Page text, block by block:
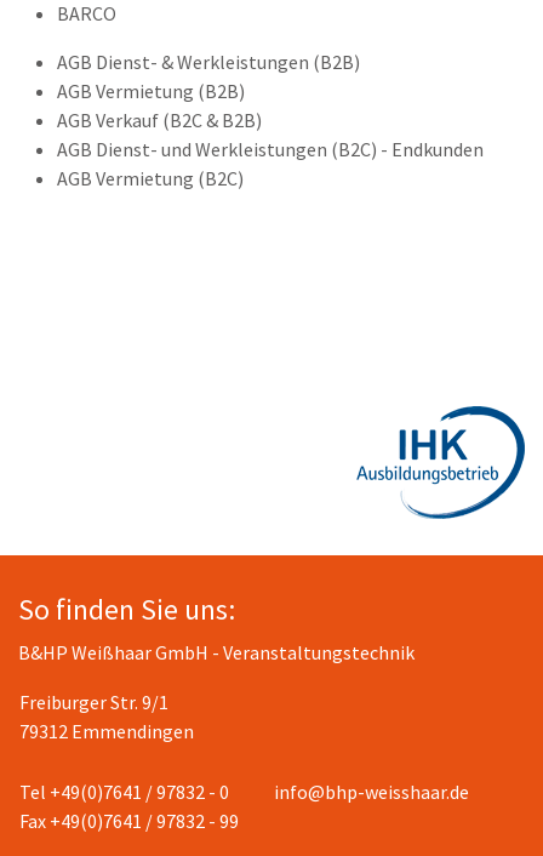
BARCO
AGB Dienst- & Werkleistungen (B2B)
AGB Vermietung (B2B)
AGB Verkauf (B2C & B2B)
AGB Dienst- und Werkleistungen (B2C) - Endkunden
AGB Vermietung (B2C)
So finden Sie uns:
B&HP Weißhaar GmbH - Veranstaltungstechnik
Freiburger Str. 9/1
79312 Emmendingen
Tel +49(0)7641 / 97832 - 0
Fax +49(0)7641 / 97832 - 99
info@bhp-weisshaar.de